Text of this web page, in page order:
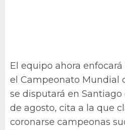
El equipo ahora
el Campeonato Mundial
se disputará en Santiago
de agosto, cita a la que
coronarse campeonas